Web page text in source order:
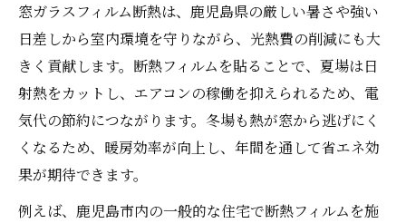
窓ガラスフィルム断熱は、鹿児島県の厳しい暑さや強い
日差しから室内環境を守りながら、光熱費の削減にも大
きく貢献します。断熱フィルムを貼ることで、夏場は日
射熱をカットし、エアコンの稼働を抑えられるため、電
気代の節約につながります。冬場も熱が窓から逃げにく
くなるため、暖房効率が向上し、年間を通して省エネ効
果が期待できます。
例えば、鹿児島市内の一般的な住宅で断熱フィルムを施